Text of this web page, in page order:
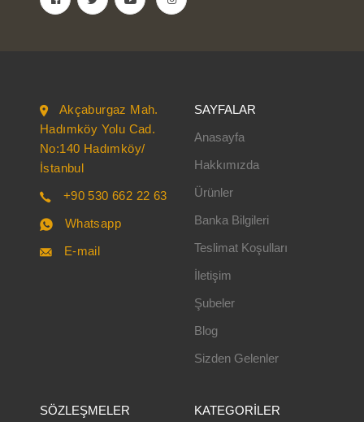
Akçaburgaz Mah.
Hadımköy Yolu Cad.
No:140 Hadımköy/
İstanbul
+90 530 662 22 63
Whatsapp
E-mail
SAYFALAR
Anasayfa
Hakkımızda
Ürünler
Banka Bilgileri
Teslimat Koşulları
İletişim
Şubeler
Blog
Sizden Gelenler
SÖZLEŞMELER
KATEGORILER